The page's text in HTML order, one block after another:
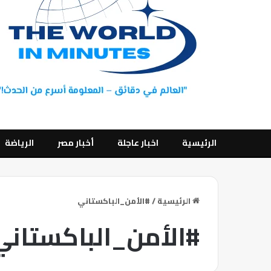
الرئيسية اخبار عاجلة أخبار مصر الرياضة
الرئيسية/#الأمن_الباكستاني